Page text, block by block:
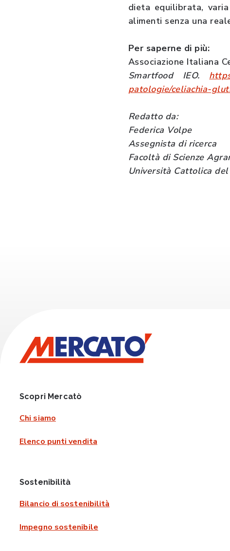
dieta equilibrata,
alimenti senza una
Per saperne di più:
Associazione Italiana
Smartfood IEO.
patologie/celiachia-
Redatto da:
Federica Volpe
Assegnista di ricerca
Facoltà di Scienze
Università Cattolica del
Scopri Mercatò
Chi siamo
Elenco punti vendita
Sostenibilità
Bilancio di sostenibilità
Impegno sostenibile